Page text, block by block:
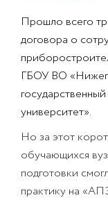
Прошло всего
договора о
ГБОУ ВО
государственный
университет».
Но за этот
обучающихся
подготовки
практику на